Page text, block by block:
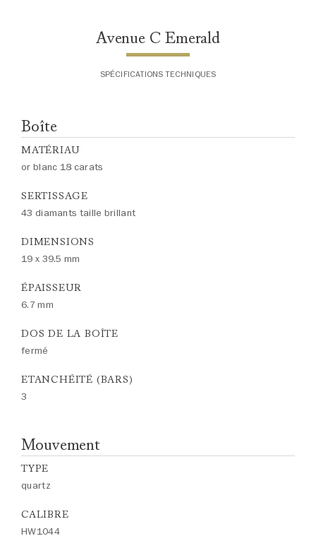
Avenue C Emerald
SPÉCIFICATIONS TECHNIQUES
Boîte
MATÉRIAU
or blanc 18 carats
SERTISSAGE
43 diamants taille brillant
DIMENSIONS
19 x 39.5 mm
ÉPAISSEUR
6.7 mm
DOS DE LA BOÎTE
fermé
ETANCHÉITÉ (BARS)
3
Mouvement
TYPE
quartz
CALIBRE
HW1044